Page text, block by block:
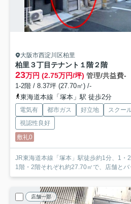
大阪市西淀川区柏里
柏里３丁目テナント １階２階
23万円 (2.75万円/坪) 管理/共益費-
1-2階 / 8.37坪 (27.70㎡) /-
東海道本線「塚本」駅 徒歩2分
電気有 都市ガス 好立地 スクー
視認性良好
敷礼0
JR東海道本線「塚本」駅徒歩約1分、1・
1階・2階それぞれ約27.70㎡で、店舗とバ
店舗一部